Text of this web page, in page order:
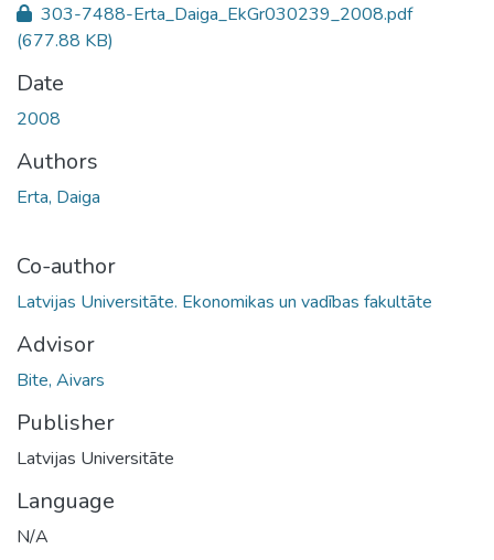
303-7488-Erta_Daiga_EkGr030239_2008.pdf
(677.88 KB)
Date
2008
Authors
Erta, Daiga
Co-author
Latvijas Universitāte. Ekonomikas un vadības fakultāte
Advisor
Bite, Aivars
Publisher
Latvijas Universitāte
Language
N/A